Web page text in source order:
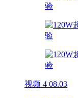
视频 4 08.03